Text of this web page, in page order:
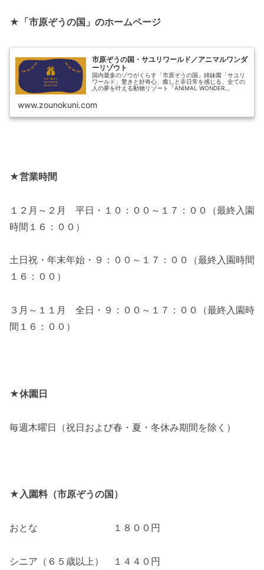
★「市原ぞうの国」のホームページ
市原ぞうの国・サユリワールド／アニマルワンダ
ーリゾウト
国内最多のゾウがくらす「市原ぞうの国」姉妹園「サユリ
ワールド」驚きと好奇心、癒しと非日常を感じる、全ての
人の夢を叶える動物リゾート「ANIMAL WONDER
www.zounokuni.com
★営業時間
１２月～２月 平日・１０：００～１７：００（最終入園
時間１６：００）
土日祝・年末年始・９：００～１７：００（最終入園時間
１６：００）
３月～１１月 全日・９：００～１７：００（最終入園時
間１６：００）
★休園日
毎週木曜日（祝日および春・夏・冬休み期間を除く）
★入園料（市原ぞうの国）
おとな １８００円
シニア（６５歳以上） １４４０円